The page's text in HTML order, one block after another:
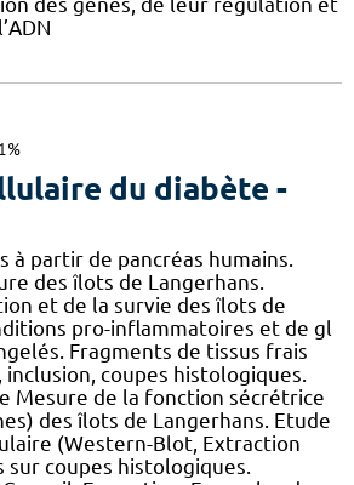
du diabète -
à partir de pancréas humains.
des îlots de Langerhans.
et de la survie des îlots de
pro-inflammatoires et de gl
Fragments de tissus frais
coupes histologiques.
Mesure de la fonction sécrétrice
des îlots de Langerhans. Etude
(Western-Blot, Extraction
sur coupes histologiques.